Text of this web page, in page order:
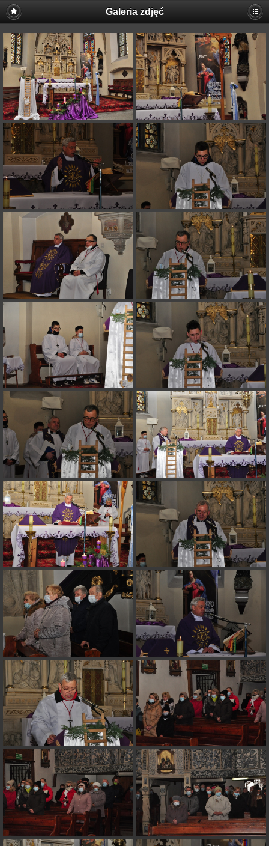
Galeria zdjęć